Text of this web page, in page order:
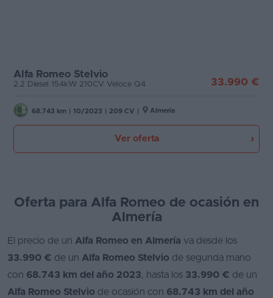
Vender
coche
Blog
de
Carrocería
Alfa Romeo Stelvio
2.2 Diesel 154kW 210CV Veloce Q4 33.990 €
68.743 km 10/2023 209 CV Almería
Ver oferta
Oferta para Alfa Romeo de ocasión en
Almería
El precio de un Alfa Romeo en Almería va desde los
33.990 € de un Alfa Romeo Stelvio de segunda mano
con 68.743 km del año 2023, hasta los 33.990 € de un
Alfa Romeo Stelvio de ocasión con 68.743 km del año